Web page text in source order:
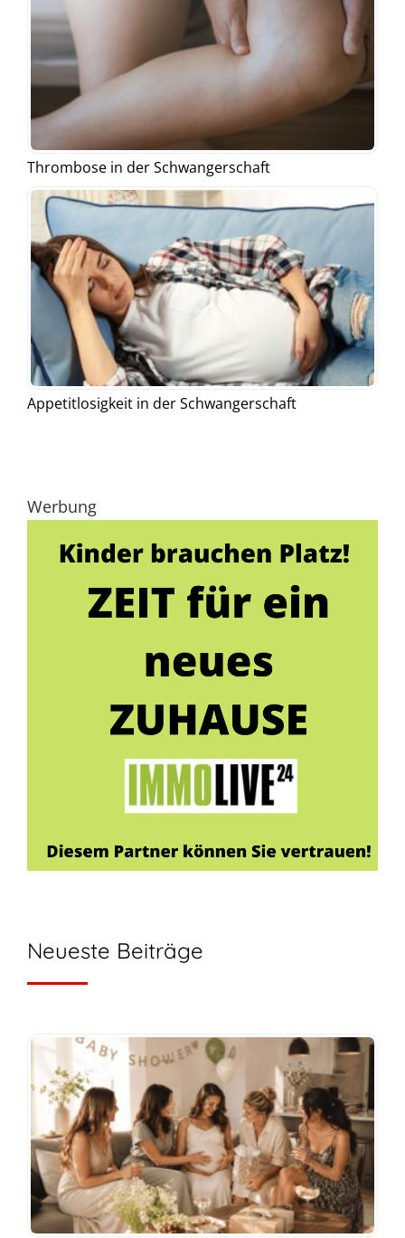
Thrombose in der Schwangerschaft
Appetitlosigkeit in der Schwangerschaft
Werbung
Neueste Beiträge